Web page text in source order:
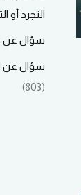
التجرد أو
سؤال عن
سؤال عن
(803)